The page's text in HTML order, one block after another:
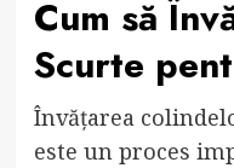
Cum să
Scurte
Învățarea
este un proces